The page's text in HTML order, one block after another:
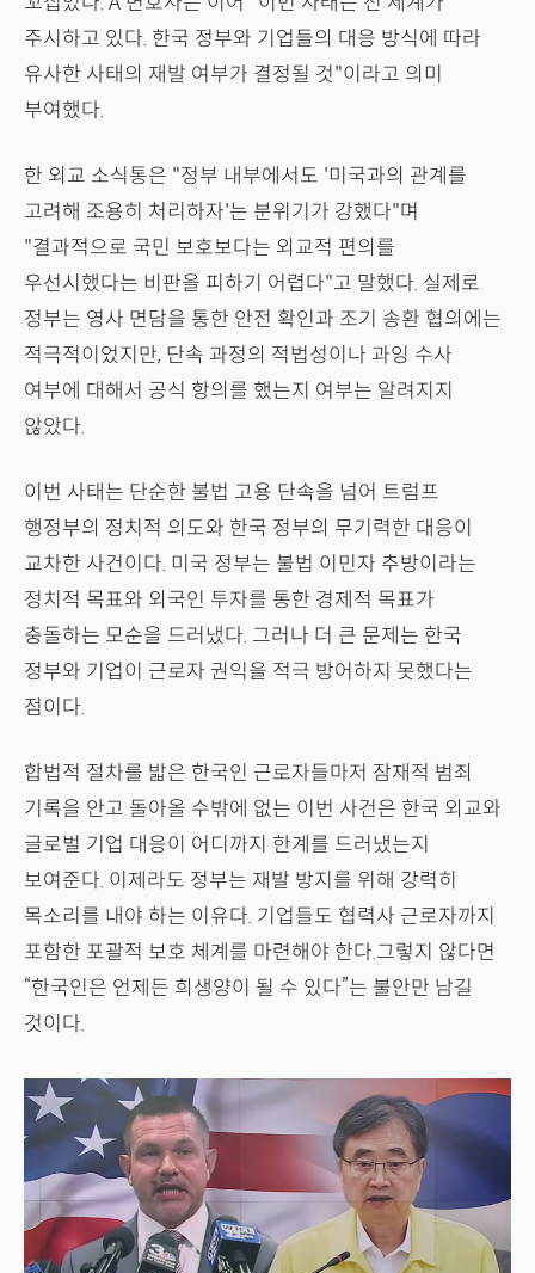
주시하고 있다. 한국 정부와 기업들의 대응 방식에 따라
유사한 사태의 재발 여부가 결정될 것"이라고 의미
부여했다.
한 외교 소식통은 "정부 내부에서도 '미국과의 관계를
고려해 조용히 처리하자'는 분위기가 강했다"며
"결과적으로 국민 보호보다는 외교적 편의를
우선시했다는 비판을 피하기 어렵다"고 말했다. 실제로
정부는 영사 면담을 통한 안전 확인과 조기 송환 협의에는
적극적이었지만, 단속 과정의 적법성이나 과잉 수사
여부에 대해서 공식 항의를 했는지 여부는 알려지지
않았다.
이번 사태는 단순한 불법 고용 단속을 넘어 트럼프
행정부의 정치적 의도와 한국 정부의 무기력한 대응이
교차한 사건이다. 미국 정부는 불법 이민자 추방이라는
정치적 목표와 외국인 투자를 통한 경제적 목표가
충돌하는 모순을 드러냈다. 그러나 더 큰 문제는 한국
정부와 기업이 근로자 권익을 적극 방어하지 못했다는
점이다.
합법적 절차를 밟은 한국인 근로자들마저 잠재적 범죄
기록을 안고 돌아올 수밖에 없는 이번 사건은 한국 외교와
글로벌 기업 대응이 어디까지 한계를 드러냈는지
보여준다. 이제라도 정부는 재발 방지를 위해 강력히
목소리를 내야 하는 이유다. 기업들도 협력사 근로자까지
포함한 포괄적 보호 체계를 마련해야 한다.그렇지 않다면
“한국인은 언제든 희생양이 될 수 있다”는 불안만 남길
것이다.